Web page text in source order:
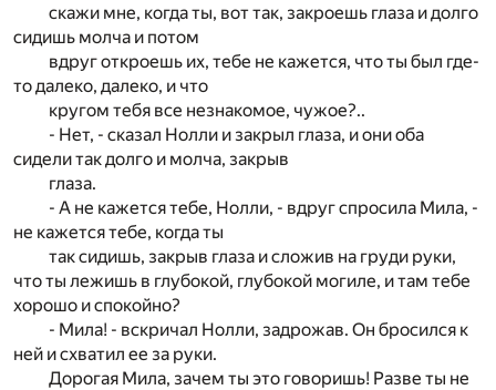
скажи мне, когда ты, вот так, закроешь глаза и долго
сидишь молча и потом
вдруг откроешь их, тебе не кажется, что ты был где-
то далеко, далеко, и что
кругом тебя все незнакомое, чужое?..
- Нет, - сказал Нолли и закрыл глаза, и они оба
сидели так долго и молча, закрыв
глаза.
- А не кажется тебе, Нолли, - вдруг спросила Мила, -
не кажется тебе, когда ты
так сидишь, закрыв глаза и сложив на груди руки,
что ты лежишь в глубокой, глубокой могиле, и там тебе
хорошо и спокойно?
- Мила! - вскричал Нолли, задрожав. Он бросился к
ней и схватил ее за руки.
Дорогая Мила, зачем ты это говоришь! Разве ты не